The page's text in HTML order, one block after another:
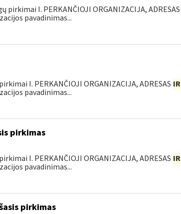
pirkimai I. PERKANČIOJI ORGANIZACIJA, ADRESAS
pavadinimas...
I. PERKANČIOJI ORGANIZACIJA, ADRESAS IR
pavadinimas...
pirkimas
I. PERKANČIOJI ORGANIZACIJA, ADRESAS IR
pavadinimas...
pirkimas